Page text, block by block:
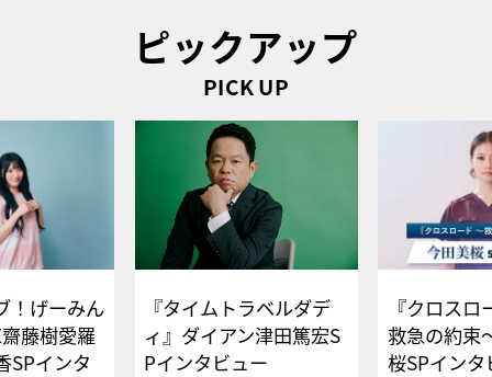
ピックアップ
PICK UP
！げーみん
藤樹愛羅
SPインタ
『タイムトラベルダデ
ィ』ダイアン津田篤宏S
Pインタビュー
『クロス
救急の約束
桜SPイ